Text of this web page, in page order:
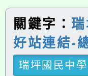
關鍵字： 瑞
好站連結-
瑞坪國民中學